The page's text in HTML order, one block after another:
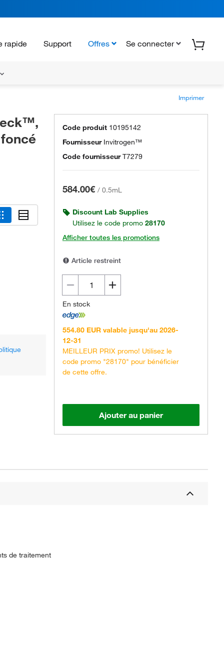
rapide Support Offres Se connecter
Imprimer
Code produit 10195142
Fournisseur Invitrogen™
Code fournisseur T7279
584.00€ / 0.5mL
Discount Lab Supplies
Utilisez le code promo 28170
Afficher toutes les promotions
Article restreint
En stock
554.80 EUR valable jusqu'au 2026-
12-31
MEILLEUR PRIX promo! Utilisez le
code promo "28170" pour bénéficier
de cette offre.
Ajouter au panier
de traitement